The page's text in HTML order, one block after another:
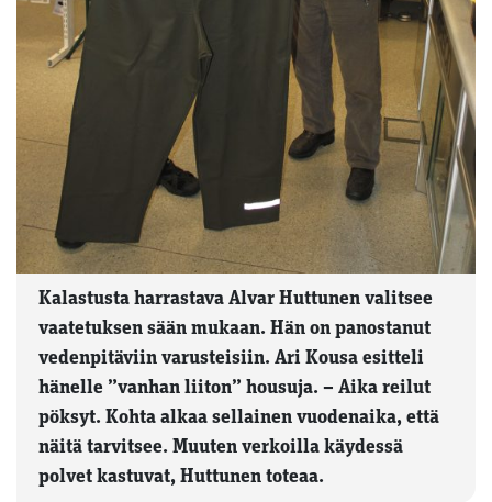
Kalastusta harrastava Alvar Huttunen valitsee
vaatetuksen sään mukaan. Hän on panostanut
vedenpitäviin varusteisiin. Ari Kousa esitteli
hänelle ”vanhan liiton” housuja. – Aika reilut
pöksyt. Kohta alkaa sellainen vuodenaika, että
näitä tarvitsee. Muuten verkoilla käydessä
polvet kastuvat, Huttunen toteaa.